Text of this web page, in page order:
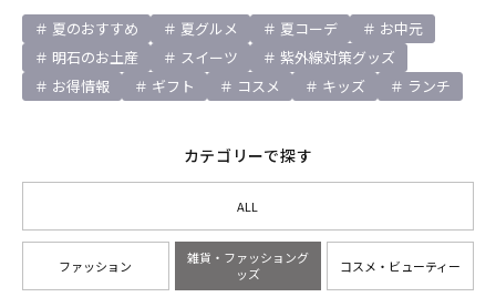
夏のおすすめ 夏グルメ 夏コーデ
お中元
明石のお土産
スイーツ
紫外線対策グッズ
お得情報
ギフト コスメ キッズ ランチ
カテゴリーで探す
ALL
ファッション
雑貨・ファッショング
ッズ
コスメ・ビューティー